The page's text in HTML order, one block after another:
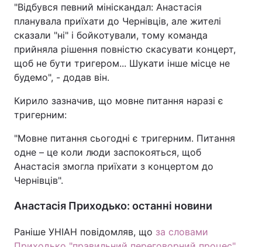
"Відбувся певний мініскандал: Анастасія
планувала приїхати до Чернівців, але жителі
сказали "ні" і бойкотували, тому команда
прийняла рішення повністю скасувати концерт,
щоб не бути тригером... Шукати інше місце не
будемо", - додав він.
Кирило зазначив, що мовне питання наразі є
тригерним:
"Мовне питання сьогодні є тригерним. Питання
одне – це коли люди заспокояться, щоб
Анастасія змогла приїхати з концертом до
Чернівців".
Анастасія Приходько: останні новини
Раніше УНІАН повідомляв, що за словами